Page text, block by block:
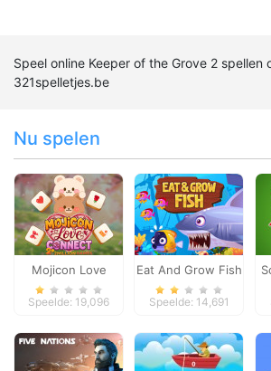
Speel online Keeper of the Grove 2
321spelletjes.be
Nu spelen
Mojicon Love
Connect
Speelde: 19,096
Eat And Grow Fish
Speelde: 14,691